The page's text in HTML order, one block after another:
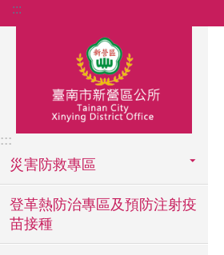
跳到主要內容區塊
:::
:::
災害防救專區
登革熱防治專區及預防注射疫
苗接種